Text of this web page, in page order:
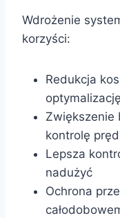
Wdrożenie
korzyści:
Redukcja
Zwiększenie
kontrolę
Lepsza
nadużyć
Ochrona